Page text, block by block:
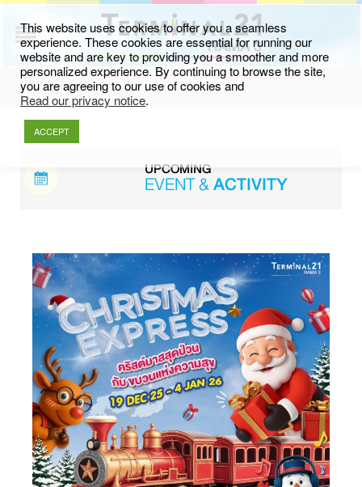
UPCOMING
EVENT &ACTIVITY
This website uses cookies to offer you a seamless
experience. These cookies are essential for running our
website and are key to providing you a smoother and more
personalized experience. By continuing to browse the site,
you are agreeing to our use of cookies and
Read our privacy notice.
ACCEPT